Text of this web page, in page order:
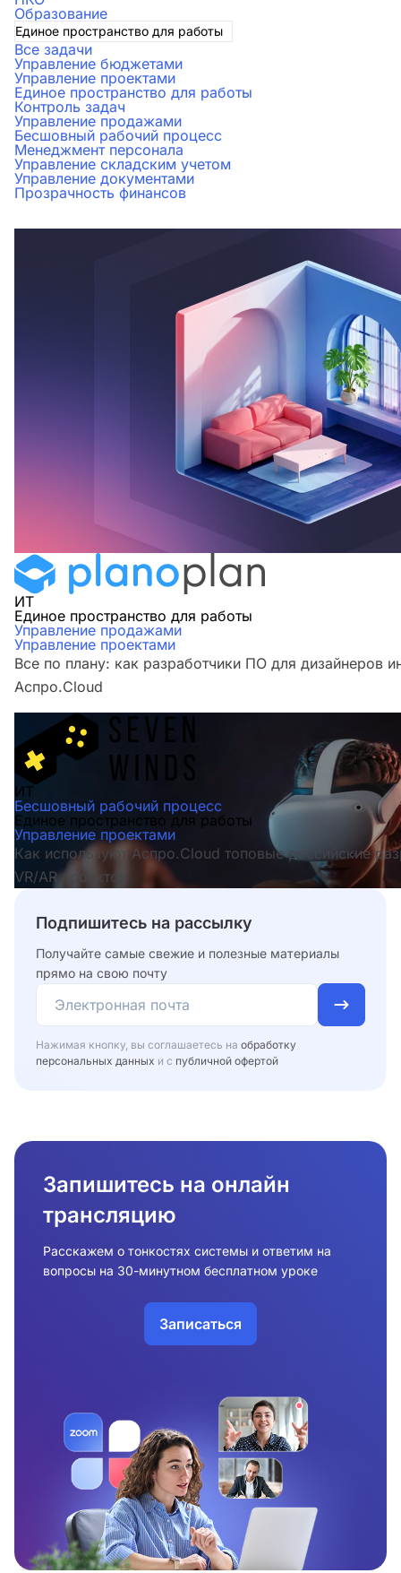
Образование
Единое пространство для работы
Все задачи
Управление бюджетами
Управление проектами
Единое пространство для работы
Контроль задач
Управление продажами
Бесшовный рабочий процесс
Менеджмент персонала
Управление складским учетом
Управление документами
Прозрачность финансов
ИТ
Единое пространство для работы
Управление продажами
Управление проектами
Все по плану: как разработчики ПО для дизайнеров
Аспро.Cloud
ИТ
Бесшовный рабочий процесс
Единое пространство для работы
Управление проектами
Как используют Аспро.Cloud топовые российские
VR/AR проектов
Подпишитесь на рассылку
Получайте самые свежие и полезные материалы
прямо на свою почту
Нажимая кнопку, вы соглашаетесь на обработку
персональных данных и с публичной офертой
Запишитесь на онлайн
трансляцию
Расскажем о тонкостях системы и ответим на
вопросы на 30-минутном бесплатном уроке
Записаться